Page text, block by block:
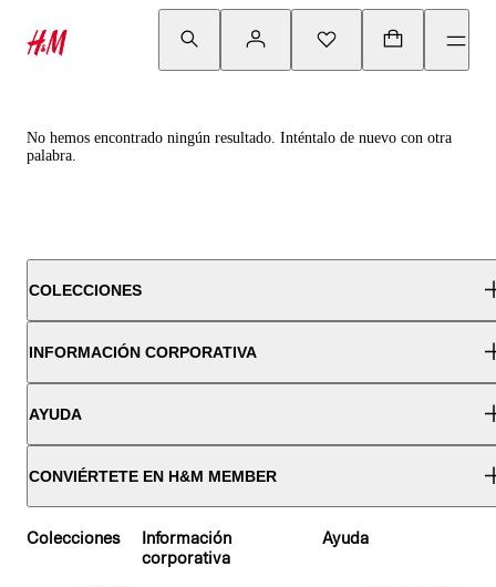
No hemos encontrado ningún resultado. Inténtalo de nuevo con otra
palabra.
COLECCIONES
INFORMACIÓN CORPORATIVA
AYUDA
CONVIÉRTETE EN H&M MEMBER
Colecciones
Información
corporativa
Ayuda